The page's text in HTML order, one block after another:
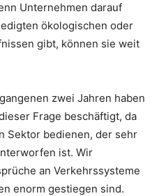
Unternehmen darauf
ökologischen oder
gibt, können sie weit
zwei Jahren haben
Frage beschäftigt, da
Sektor bedienen, der sehr
ist. Wir
an Verkehrssysteme
enorm gestiegen sind.